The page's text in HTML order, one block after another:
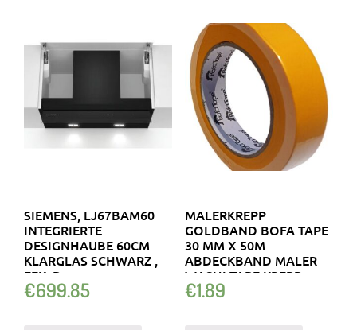
SIEMENS, LJ67BAM60
INTEGRIERTE
DESIGNHAUBE 60CM
KLARGLAS SCHWARZ ,
EEK: B
€699.85
MALERKREPP
GOLDBAND BOFA TAPE
30 MM X 50M
ABDECKBAND MALER
WASHI TAPE KREPP
€1.89